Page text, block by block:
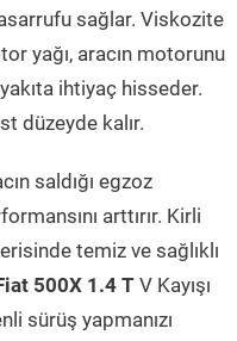
sağlar. Viskozite
yağı, aracın motorunu
ihtiyaç hisseder.
düzeyde kalır.
saldığı egzoz
arttırır. Kirli
temiz ve sağlıklı
500X 1.4 T V Kayışı
sürüş yapmanızı